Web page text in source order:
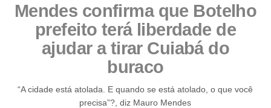
Mendes confirma que Botelho
prefeito terá liberdade de
ajudar a tirar Cuiabá do
buraco
“A cidade está atolada. E quando se está atolado, o que você
precisa”?, diz Mauro Mendes